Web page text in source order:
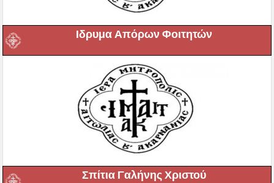
Ιδρυμα Απόρων Φοιτητών
Σπίτια Γαλήνης Χριστού